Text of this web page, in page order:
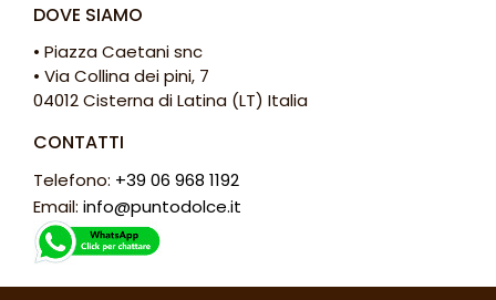
DOVE SIAMO
• Piazza Caetani snc
• Via Collina dei pini, 7
04012 Cisterna di Latina (LT) Italia
CONTATTI
Telefono: +39 06 968 1192
Email: info@puntodolce.it
ORARI